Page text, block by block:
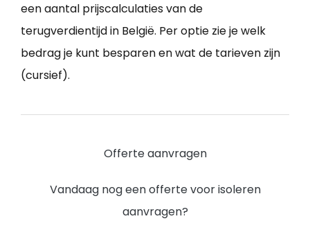
een aantal prijscalculaties van de
terugverdientijd in België. Per optie zie je welk
bedrag je kunt besparen en wat de tarieven zijn
(cursief).
Offerte aanvragen
Vandaag nog een offerte voor isoleren
aanvragen?